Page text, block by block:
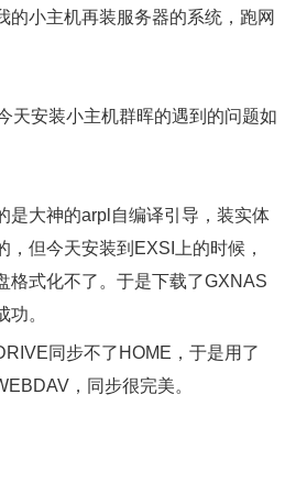
的小主机再装服务器的系统，跑网
天安装小主机群晖的遇到的问题如
是大神的arpl自编译引导，装实体
，但今天安装到EXSI上的时候，
格式化不了。于是下载了GXNAS
功。
同步不了HOME，于是用了
，同步很完美。